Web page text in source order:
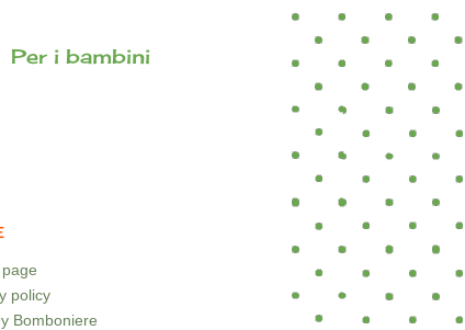
Per i bambini
policy
Bomboniere